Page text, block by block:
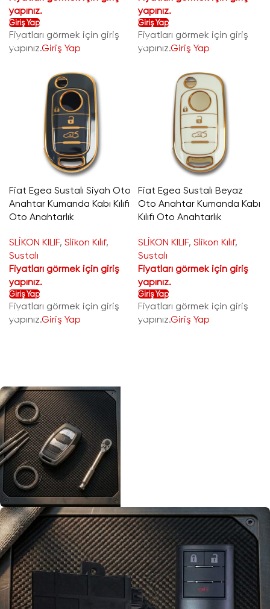
yapınız.
Giriş Yap
Fiyatları görmek için giriş
yapınız.Giriş Yap
yapınız.
Giriş Yap
Fiyatları görmek için giriş
yapınız.Giriş Yap
Fiat Egea Sustalı Siyah Oto
Anahtar Kumanda Kabı Kılıfı
Oto Anahtarlık
SLİKON KILIF, Slikon Kılıf,
Sustalı
Fiyatları görmek için giriş
yapınız.
Giriş Yap
Fiyatları görmek için giriş
yapınız.Giriş Yap
Fiat Egea Sustalı Beyaz
Oto Anahtar Kumanda Kabı
Kılıfı Oto Anahtarlık
SLİKON KILIF, Slikon Kılıf,
Sustalı
Fiyatları görmek için giriş
yapınız.
Giriş Yap
Fiyatları görmek için giriş
yapınız.Giriş Yap